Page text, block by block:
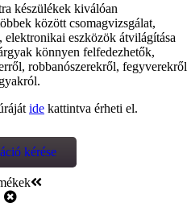
készülékek kiválóan
között csomagvizsgálat,
elektronikai eszközök átvilágítása
könnyen felfedezhetők,
robbanószerekről, fegyverekről
ide kattintva érheti el.
kérése